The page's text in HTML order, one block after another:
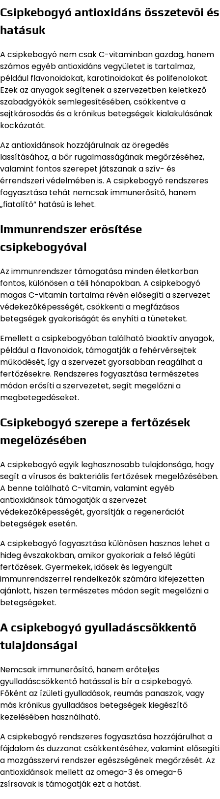
Csipkebogyó antioxidáns összetevői és
hatásuk
A csipkebogyó nem csak C-vitaminban gazdag, hanem
számos egyéb antioxidáns vegyületet is tartalmaz,
például flavonoidokat, karotinoidokat és polifenolokat.
Ezek az anyagok segítenek a szervezetben keletkező
szabadgyökök semlegesítésében, csökkentve a
sejtkárosodás és a krónikus betegségek kialakulásának
kockázatát.
Az antioxidánsok hozzájárulnak az öregedés
lassításához, a bőr rugalmasságának megőrzéséhez,
valamint fontos szerepet játszanak a szív- és
érrendszeri védelmében is. A csipkebogyó rendszeres
fogyasztása tehát nemcsak immunerősítő, hanem
„fiatalító” hatású is lehet.
Immunrendszer erősítése
csipkebogyóval
Az immunrendszer támogatása minden életkorban
fontos, különösen a téli hónapokban. A csipkebogyó
magas C-vitamin tartalma révén elősegíti a szervezet
védekezőképességét, csökkenti a megfázásos
betegségek gyakoriságát és enyhíti a tüneteket.
Emellett a csipkebogyóban található bioaktív anyagok,
például a flavonoidok, támogatják a fehérvérsejtek
működését, így a szervezet gyorsabban reagálhat a
fertőzésekre. Rendszeres fogyasztása természetes
módon erősíti a szervezetet, segít megelőzni a
megbetegedéseket.
Csipkebogyó szerepe a fertőzések
megelőzésében
A csipkebogyó egyik leghasznosabb tulajdonsága, hogy
segít a vírusos és bakteriális fertőzések megelőzésében.
A benne található C-vitamin, valamint egyéb
antioxidánsok támogatják a szervezet
védekezőképességét, gyorsítják a regenerációt
betegségek esetén.
A csipkebogyó fogyasztása különösen hasznos lehet a
hideg évszakokban, amikor gyakoriak a felső légúti
fertőzések. Gyermekek, idősek és legyengült
immunrendszerrel rendelkezők számára kifejezetten
ajánlott, hiszen természetes módon segít megelőzni a
betegségeket.
A csipkebogyó gyulladáscsökkentő
tulajdonságai
Nemcsak immunerősítő, hanem erőteljes
gyulladáscsökkentő hatással is bír a csipkebogyó.
Főként az ízületi gyulladások, reumás panaszok, vagy
más krónikus gyulladásos betegségek kiegészítő
kezelésében használható.
A csipkebogyó rendszeres fogyasztása hozzájárulhat a
fájdalom és duzzanat csökkentéséhez, valamint elősegíti
a mozgásszervi rendszer egészségének megőrzését. Az
antioxidánsok mellett az omega-3 és omega-6
zsírsavak is támogatják ezt a hatást.